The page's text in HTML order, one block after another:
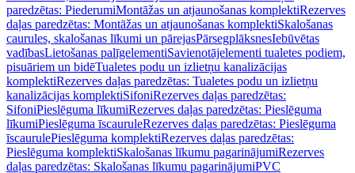
paredzētas: PiederumiMontāžas un atjaunošanas komplektiRezerves
daļas paredzētas: Montāžas un atjaunošanas komplektiSkalošanas
caurules, skalošanas līkumi un pārejasPārsegplāksnesIebūvētas
vadībasLietošanas palīgelementiSavienotājelementi tualetes podiem,
pisuāriem un bidēTualetes podu un izlietņu kanalizācijas
komplektiRezerves daļas paredzētas: Tualetes podu un izlietņu
kanalizācijas komplektiSifoniRezerves daļas paredzētas:
SifoniPieslēguma līkumiRezerves daļas paredzētas: Pieslēguma
līkumiPieslēguma īscauruleRezerves daļas paredzētas: Pieslēguma
īscaurulePieslēguma komplektiRezerves daļas paredzētas:
Pieslēguma komplektiSkalošanas līkumu pagarinājumiRezerves
daļas paredzētas: Skalošanas līkumu pagarinājumiPVC